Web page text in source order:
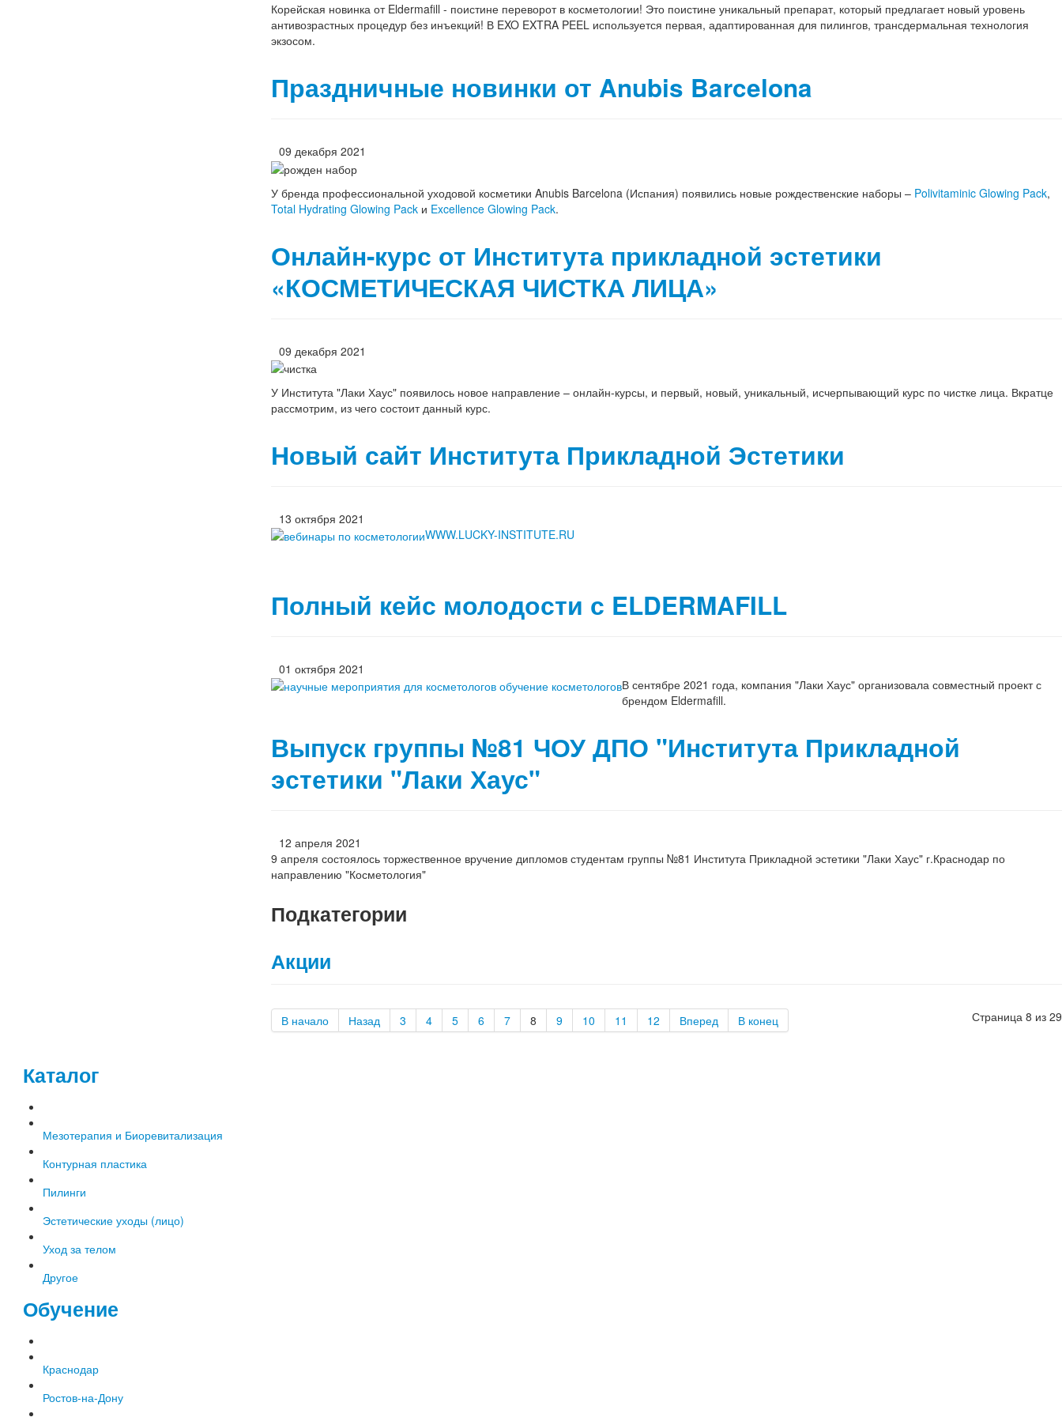
Корейская новинка от Eldermafill - поистине переворот в косметологии! Это поистине уникальный препарат, который предлагает новый уровень
антивозрастных процедур без инъекций! В EXO EXTRA PEEL используется первая, адаптированная для пилингов, трансдермальная технология
экзосом.
Праздничные новинки от Anubis Barcelona
09 декабря 2021
У бренда профессиональной уходовой косметики Anubis Barcelona (Испания) появились новые рождественские наборы – Polivitaminic Glowing Pack,
Total Hydrating Glowing Pack и Excellence Glowing Pack.
Онлайн-курс от Института прикладной эстетики
«КОСМЕТИЧЕСКАЯ ЧИСТКА ЛИЦА»
09 декабря 2021
У Института "Лаки Хаус" появилось новое направление – онлайн-курсы, и первый, новый, уникальный, исчерпывающий курс по чистке лица. Вкратце
рассмотрим, из чего состоит данный курс.
Новый сайт Института Прикладной Эстетики
13 октября 2021
WWW.LUCKY-INSTITUTE.RU
Полный кейс молодости с ELDERMAFILL
01 октября 2021
В сентябре 2021 года, компания "Лаки Хаус" организовала совместный проект с
брендом Eldermafill.
Выпуск группы №81 ЧОУ ДПО "Института Прикладной
эстетики "Лаки Хаус"
12 апреля 2021
9 апреля состоялось торжественное вручение дипломов студентам группы №81 Института Прикладной эстетики "Лаки Хаус" г.Краснодар по
направлению "Косметология"
Подкатегории
Акции
Страница 8 из 29
В начало Назад 3 4 5 6 7 8 9 10 11 12 Вперед В конец
Каталог
Мезотерапия и Биоревитализация
Контурная пластика
Пилинги
Эстетические уходы (лицо)
Уход за телом
Другое
Обучение
Краснодар
Ростов-на-Дону